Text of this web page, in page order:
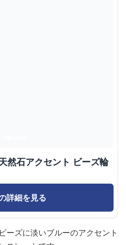
然石アクセント ビーズ輪
詳細を見る
ーズに淡いブルーのアクセント